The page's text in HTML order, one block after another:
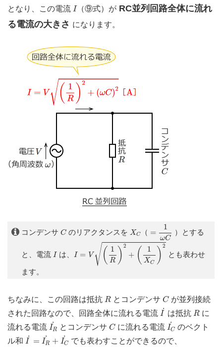
となり、この電流 I
I（⑨式）が RC並列回路全体に流れ
る電流の大きさ になります。
コンデンサ C
Cのリアクタンスを XC
XC （ =
1
ωC
ωC
）とする
と、電流 I
I は、 I = V √( 1
R ) 2
+ ( 1
XC ) 2
2+(1XC)2
とも表わせ
ます。
ちなみに、この回路は抵抗 R
R とコンデンサ C
Cが並列接続
された回路なので、回路全体に流れる電流 ˙
I
I˙
は抵抗 R
R に
流れる電流 ˙
IR
IR
とコンデンサ C
Cに流れる電流 ˙
IC
IC
のベクト
ル和 ˙
I = ˙
IR + ˙
IC
I˙ R˙ ˙
でも表わすことができるので、